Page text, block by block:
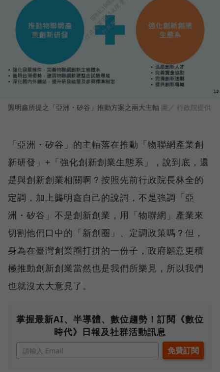
龔明鑫所提之「亞洲・矽谷」推動方案之兩大主軸 圖／ 行政院提供
「亞洲・矽谷」的主軸落在推動「物聯網產業創
新研發」+「強化創新創業生態系」，說到底，還
是與創新創業相關啊？按照先前行政院長林全的
定調，加上龔明鑫自己的說詞，不是強調「亞
洲・矽谷」不是創新創業，用「物聯網」產業來
切割他們口中的「新創圈」、定調政策嗎？但，
身為在臺灣創業圈打拼的一份子，政府願意更積
極推動創新創業當然也是我們所樂見，所以我們
也就沒太大意見了。
掌握最新AI、半導體、數位趨勢！訂閱《數位
時代》日報及社群活動訊息